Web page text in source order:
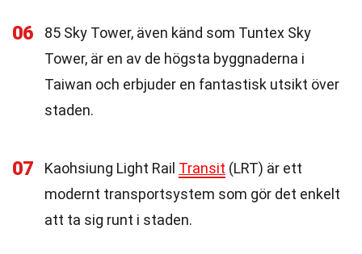
06
85 Sky Tower, även känd som Tuntex Sky
Tower, är en av de högsta byggnaderna i
Taiwan och erbjuder en fantastisk utsikt över
staden.
07 Kaohsiung Light Rail Transit (LRT) är ett
modernt transportsystem som gör det enkelt
att ta sig runt i staden.